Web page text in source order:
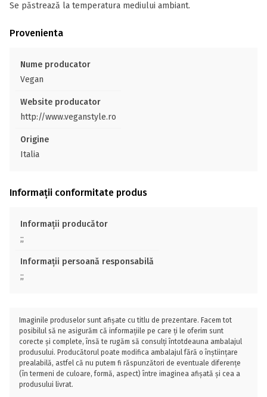
Se păstrează la temperatura mediului ambiant.
Provenienta
Nume producator
Vegan
Website producator
http://www.veganstyle.ro
Origine
Italia
Informații conformitate produs
Informații producător
;;
Informații persoană responsabilă
;;
Imaginile produselor sunt afișate cu titlu de prezentare. Facem tot
posibilul să ne asigurăm că informațiile pe care ți le oferim sunt
corecte și complete, însă te rugăm să consulți întotdeauna ambalajul
produsului. Producătorul poate modifica ambalajul fără o înștiințare
prealabilă, astfel că nu putem fi răspunzători de eventuale diferențe
(în termeni de culoare, formă, aspect) între imaginea afișată și cea a
produsului livrat.